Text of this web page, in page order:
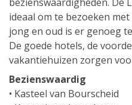
ideaal om te bezoeken
jong en oud is er genoeg
De goede hotels, de
vakantiehuizen zorgen
Bezienswaardig
• Kasteel van Bourscheid